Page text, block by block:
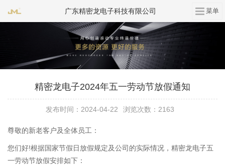
精密龙电子2024年五一劳动节放假通知
发布时间：2024-04-22 浏览次数：2163
尊敬的新老客户及全体员工：
您们好!根据国家节假日放假规定及公司的实际情况，精密龙电子五
一劳动节放假安排如下：
广东精密龙电子科技有限公司